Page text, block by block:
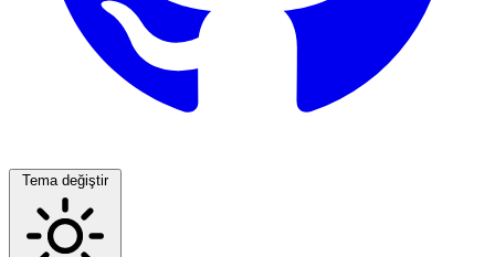
Tema değiştir